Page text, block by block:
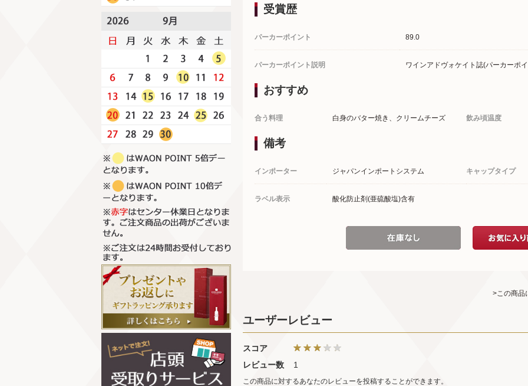
受賞歴
パーカーポイント 89.0
パーカーポイント説明 ワインアドヴォケイト誌(パーカーポ
おすすめ
合う料理 白身のバター焼き、クリームチーズ 飲み頃温度
備考
インポーター ジャパンインポートシステム キャップタイプ
ラベル表示 酸化防止剤(亜硫酸塩)含有
>この商品
ユーザーレビュー
スコア
レビュー数
1
この商品に対するあなたのレビューを投稿することができます。